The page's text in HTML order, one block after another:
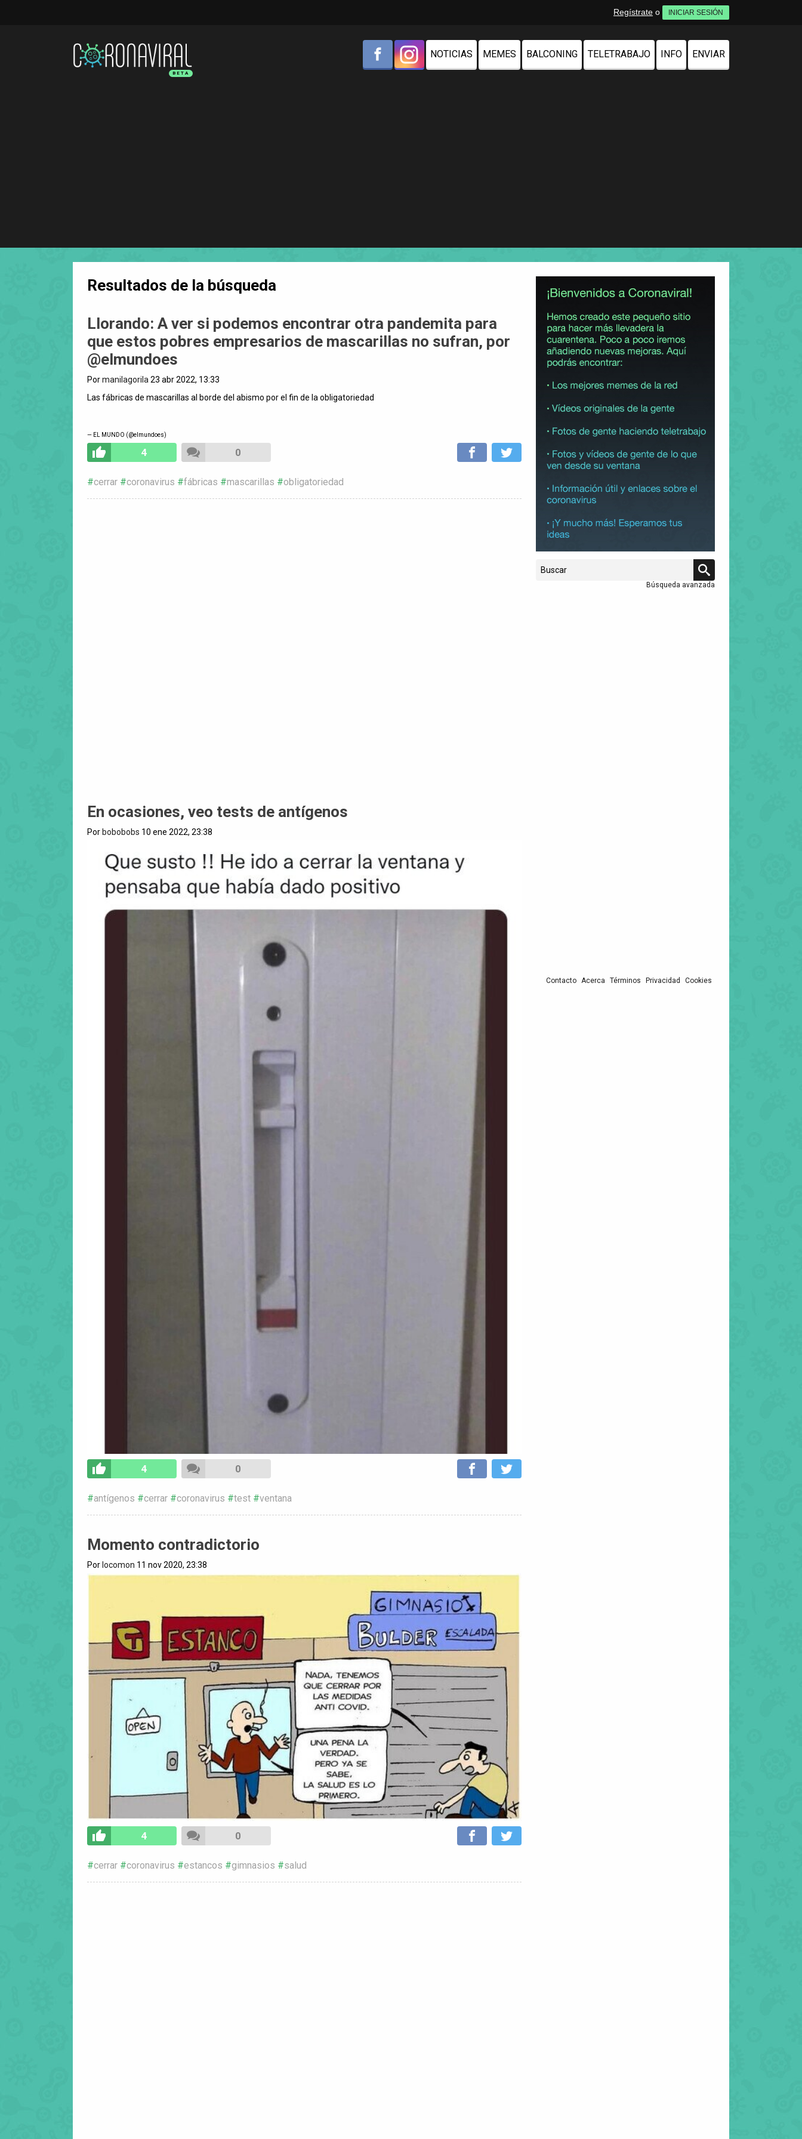
Regístrate o INICIAR SESIÓN
NOTICIAS MEMES BALCONING TELETRABAJO INFO ENVIAR
Resultados de la búsqueda
Llorando: A ver si podemos encontrar otra pandemita para
que estos pobres empresarios de mascarillas no sufran, por
@elmundoes
Pormanilagorila 23 abr 2022, 13:33
Las fábricas de mascarillas al borde del abismo por el fin de la obligatoriedad
— EL MUNDO (@elmundoes)
4 0
cerrar coronavirus fábricas mascarillas obligatoriedad
En ocasiones, veo tests de antígenos
Por bobobobs 10 ene 2022, 23:38
4 0
antígenos cerrar coronavirus test ventana
Momento contradictorio
Por locomon 11 nov 2020, 23:38
4 0
cerrar coronavirus estancos gimnasios salud
Búsqueda avanzada
Contacto Acerca Términos Privacidad Cookies